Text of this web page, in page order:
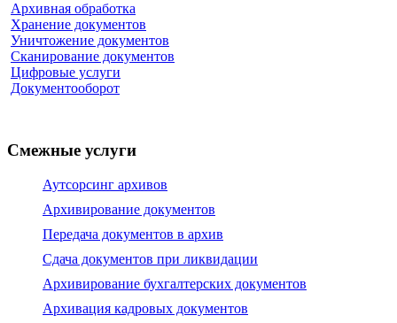
Архивная обработка
Хранение документов
Уничтожение документов
Сканирование документов
Цифровые услуги
Документооборот
Смежные услуги
Аутсорсинг архивов
Архивирование документов
Передача документов в архив
Сдача документов при ликвидации
Архивирование бухгалтерских документов
Архивация кадровых документов